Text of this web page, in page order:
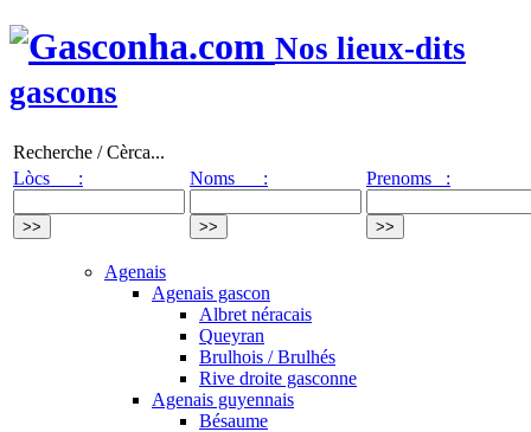
Nos lieux-dits
gascons
Recherche / Cèrca...
Lòcs :
Noms : Prenoms :
Agenais
Agenais gascon
Albret néracais
Queyran
Brulhois / Brulhés
Rive droite gasconne
Agenais guyennais
Bésaume